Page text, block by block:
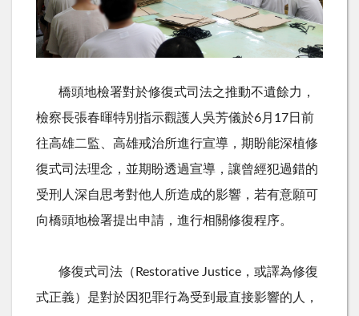
橋頭地檢署對於修復式司法之推動不遺餘力，
檢察長張春暉特別指示觀護人吳芳儀於6月17日前
往高雄二監、高雄戒治所進行宣導，期盼能深植修
復式司法理念，並期盼透過宣導，讓曾經犯過錯的
受刑人深自思考對他人所造成的影響，若有意願可
向橋頭地檢署提出申請，進行相關修復程序。
修復式司法（ Restorative Justice，或譯為修復
式正義）是對於因犯罪行為受到最直接影響的人，